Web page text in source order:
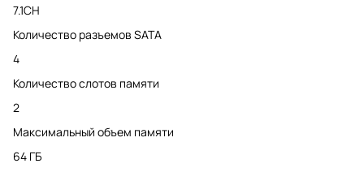
7.1CH
Количество разъемов SATA
4
Количество слотов памяти
2
Максимальный объем памяти
64 ГБ